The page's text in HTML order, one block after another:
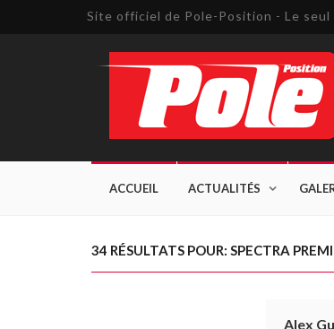
Site officiel de Pole-Position - Le
ACCUEIL ACTUALITÉS
34 RÉSULTATS POUR: SPECTRA
Alex